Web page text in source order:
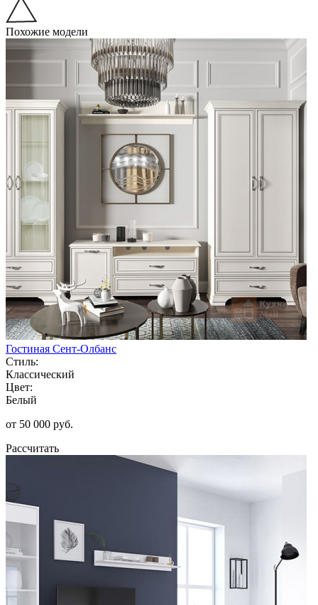
Похожие модели
Гостиная Сент-Олбанс
Стиль:
Классический
Цвет:
Белый
от 50 000 руб.
Рассчитать